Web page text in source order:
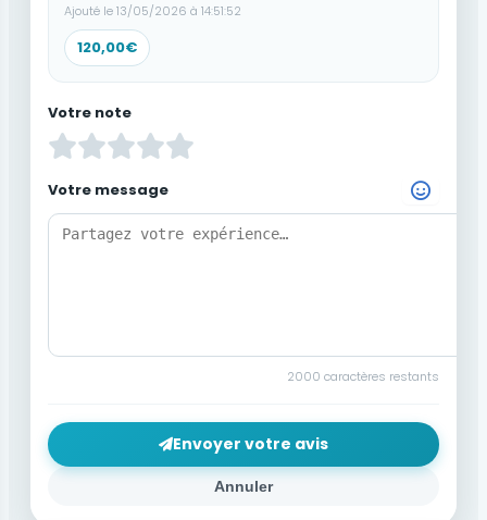
Ajouté le 13/05/2026 à 14:51:52
120,00€
Votre note
Votre message
Choisir un Emoji
2000 caractères restants
Annuler
Envoyer votre avis